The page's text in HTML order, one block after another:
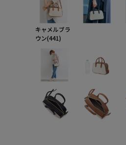
キャメルブラ
ウン(441)